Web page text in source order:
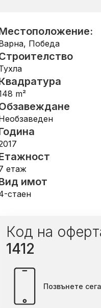
, Победа
m²
етаж
имот
стаен
Код на
1412
Позвънете